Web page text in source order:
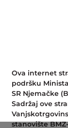
Ova internet
podršku
SR Njemačke
Sadržaj ove
stanovište